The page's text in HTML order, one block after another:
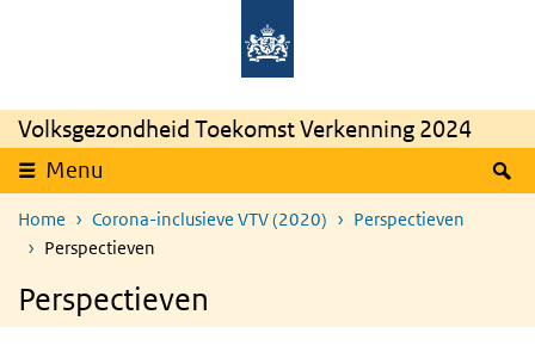
Overslaan en naar de inhoud gaan
Sport
Volksgezondheid Toekomst Verkenning 2024
Menu
Home Corona-inclusieve VTV (2020)
Perspectieven
Perspectieven
Perspectieven